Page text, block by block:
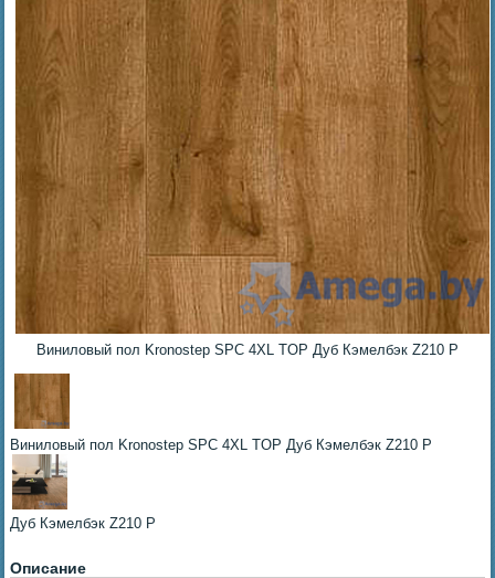
Виниловый пол Kronostep SPC 4XL TOP Дуб Кэмелбэк Z210 P
Виниловый пол Kronostep SPC 4XL TOP Дуб Кэмелбэк Z210 P
Дуб Кэмелбэк Z210 P
Описание